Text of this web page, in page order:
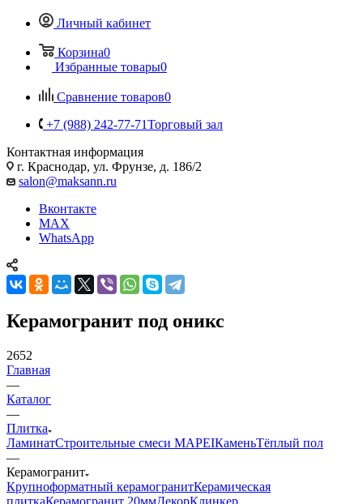
Личный кабинет
Корзина0
Избранные товары0
Сравнение товаров0
+7 (988) 242-77-71Торговый зал
Контактная информация
г. Краснодар, ул. Фрунзе, д. 186/2
salon@maksann.ru
Вконтакте
MAX
WhatsApp
Керамогранит под оникс
2652
Главная
—
Каталог
—
Плитка
ЛаминатСтроительные смеси MAPEIКаменьТёплый пол
—
Керамогранит
Крупноформатный керамогранитКерамическая
плиткаКерамогранит 20ммДекорКлинкер